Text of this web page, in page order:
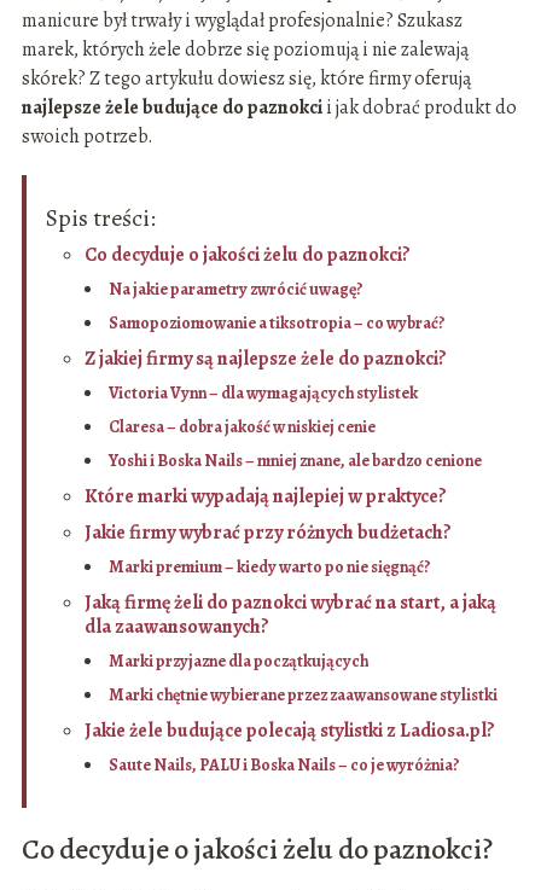
manicure był trwały i wyglądał profesjonalnie? Szukasz
marek, których żele dobrze się poziomują i nie zalewają
skórek? Z tego artykułu dowiesz się, które firmy oferują
najlepsze żele budujące do paznokcii jak dobrać produkt do
swoich potrzeb.
Spis treści:
Co decyduje o jakości żelu do paznokci?
Na jakie parametry zwrócić uwagę?
Samopoziomowanie a tiksotropia – co wybrać?
Z jakiej firmy są najlepsze żele do paznokci?
Victoria Vynn – dla wymagających stylistek
Claresa – dobra jakość w niskiej cenie
Yoshi i Boska Nails – mniej znane, ale bardzo cenione
Które marki wypadają najlepiej w praktyce?
Jakie firmy wybrać przy różnych budżetach?
Marki premium – kiedy warto po nie sięgnąć?
Jaką firmę żeli do paznokci wybrać na start, a jaką
dla zaawansowanych?
Marki przyjazne dla początkujących
Marki chętnie wybierane przez zaawansowane stylistki
Jakie żele budujące polecają stylistki z Ladiosa.pl?
Saute Nails, PALU i Boska Nails – co je wyróżnia?
Co decyduje o jakości żelu do paznokci?